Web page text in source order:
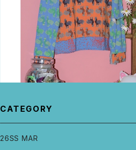
¥11,000
CATEGORY
26SS MAR